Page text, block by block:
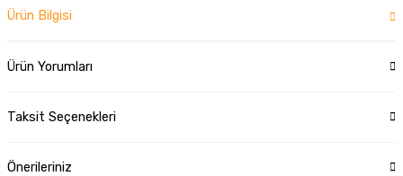
Ürün Bilgisi
Ürün Yorumları
Taksit Seçenekleri
Önerileriniz